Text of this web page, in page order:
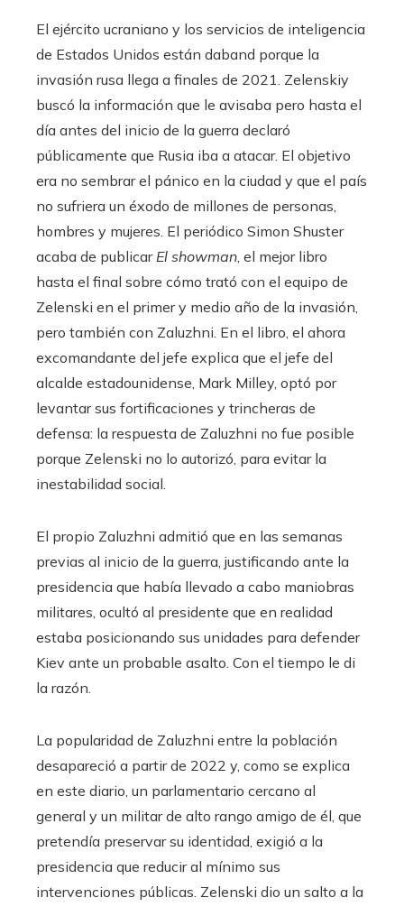
El ejército ucraniano y los servicios de inteligencia
de Estados Unidos están daband porque la
invasión rusa llega a finales de 2021. Zelenskiy
buscó la información que le avisaba pero hasta el
día antes del inicio de la guerra declaró
públicamente que Rusia iba a atacar. El objetivo
era no sembrar el pánico en la ciudad y que el país
no sufriera un éxodo de millones de personas,
hombres y mujeres. El periódico Simon Shuster
acaba de publicarEl showman, el mejor libro
hasta el final sobre cómo trató con el equipo de
Zelenski en el primer y medio año de la invasión,
pero también con Zaluzhni. En el libro, el ahora
excomandante del jefe explica que el jefe del
alcalde estadounidense, Mark Milley, optó por
levantar sus fortificaciones y trincheras de
defensa: la respuesta de Zaluzhni no fue posible
porque Zelenski no lo autorizó, para evitar la
inestabilidad social.
El propio Zaluzhni admitió que en las semanas
previas al inicio de la guerra, justificando ante la
presidencia que había llevado a cabo maniobras
militares, ocultó al presidente que en realidad
estaba posicionando sus unidades para defender
Kiev ante un probable asalto. Con el tiempo le di
la razón.
La popularidad de Zaluzhni entre la población
desapareció a partir de 2022 y, como se explica
en este diario, un parlamentario cercano al
general y un militar de alto rango amigo de él, que
pretendía preservar su identidad, exigió a la
presidencia que reducir al mínimo sus
intervenciones públicas. Zelenski dio un salto a la